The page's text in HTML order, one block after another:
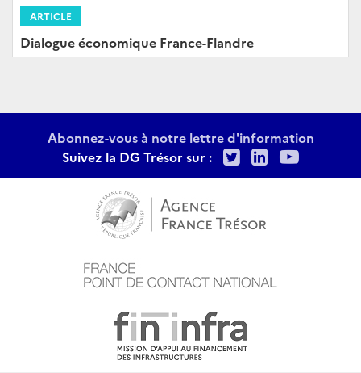
ARTICLE
Dialogue économique France-Flandre
Abonnez-vous à notre lettre d'information
Suivez la DG Trésor sur :
TwitterLinkedIn